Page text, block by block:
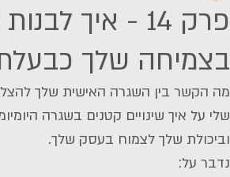
פרק 14 -
בצמיחה שלך
מה הקשר בין השגרה האישית שלך
שלי על איך שינויים קטנים בשגרה
וביכולת שלך לצמוח בעסק שלך.
נדבר על: